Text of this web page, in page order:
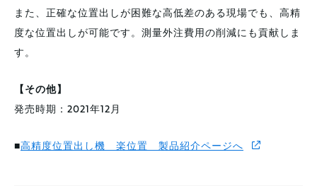
また、正確な位置出しが困難な高低差のある現場でも、高精
度な位置出しが可能です。測量外注費用の削減にも貢献しま
す。
【その他】
発売時期：2021年12月
■高精度位置出し機 楽位置 製品紹介ページへ